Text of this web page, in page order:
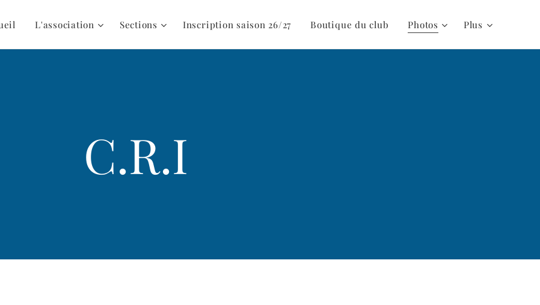
L'association Sections Inscription saison 26/27 Boutique du club Photos Plus
C.R.I